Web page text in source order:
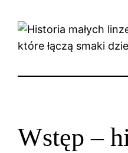
Wstęp –